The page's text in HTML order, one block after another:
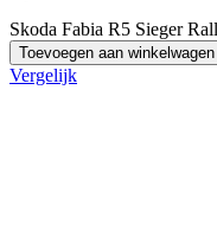
Skoda Fabia R5 Sieger
Toevoegen aan winkelwagen
Vergelijk